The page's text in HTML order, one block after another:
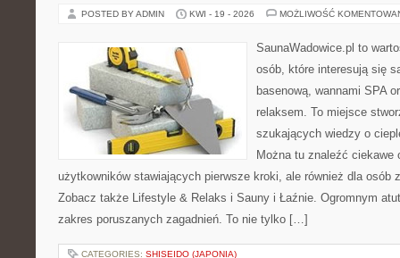
POSTED BY ADMIN KWI - 19 - 2026 MOŻLIWOŚĆ
SaunaWadowice.pl to
osób, które interesują się
basenową, wannami SPA
relaksem. To miejsce
szukających wiedzy o
Można tu znaleźć ciekawe
użytkowników stawiających pierwsze kroki, ale również dla osób
Zobacz także Lifestyle & Relaks i Sauny i Łaźnie. Ogromnym
zakres poruszanych zagadnień. To nie tylko […]
CATEGORIES: SHISEIDO (JAPONIA)